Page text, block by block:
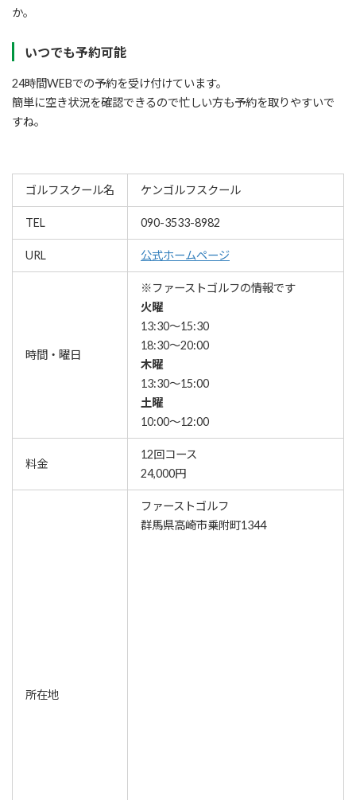
か。
いつでも予約可能
24時間WEBでの予約を受け付けています。
簡単に空き状況を確認できるので忙しい方も予約を取りやすいで
すね。
ゴルフスクール名 ケンゴルフスクール
TEL 090-3533-8982
URL 公式ホームページ
時間・曜日
※ファーストゴルフの情報です
火曜
13:30～15:30
18:30～20:00
木曜
13:30～15:00
土曜
10:00～12:00
料金
12回コース
24,000円
所在地
ファーストゴルフ
群馬県高崎市乗附町1344